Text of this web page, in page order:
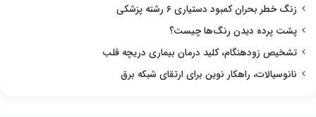
زنگ خطر بحران کمبود دستیاری ۶ رشته پزشکی
پشت پرده دیدن رنگ‌ها چیست؟
تشخیص زودهنگام، کلید درمان بیماری دریچه قلب
نانوسیالات، راهکار نوین برای ارتقای شبکه برق